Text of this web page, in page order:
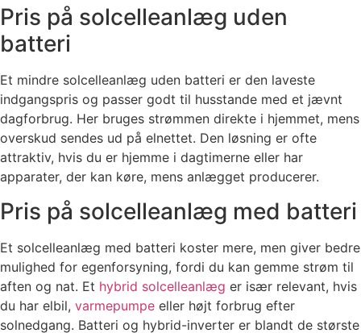
Pris på solcelleanlæg uden
batteri
Et mindre solcelleanlæg uden batteri er den laveste
indgangspris og passer godt til husstande med et jævnt
dagforbrug. Her bruges strømmen direkte i hjemmet, mens
overskud sendes ud på elnettet. Den løsning er ofte
attraktiv, hvis du er hjemme i dagtimerne eller har
apparater, der kan køre, mens anlægget producerer.
Pris på solcelleanlæg med batteri
Et solcelleanlæg med batteri koster mere, men giver bedre
mulighed for egenforsyning, fordi du kan gemme strøm til
aften og nat. Et hybrid solcelleanlæg er især relevant, hvis
du har elbil, varmepumpe eller højt forbrug efter
solnedgang. Batteri og hybrid-inverter er blandt de største